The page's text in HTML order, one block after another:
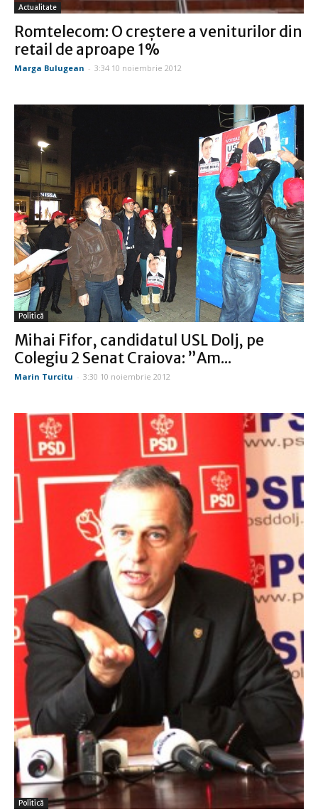
Actualitate
Romtelecom: O creştere a veniturilor din
retail de aproape 1%
Marga Bulugean - 3:34 10 noiembrie 2012
Politică
Mihai Fifor, candidatul USL Dolj, pe
Colegiu 2 Senat Craiova: ”Am...
Marin Turcitu - 3:30 10 noiembrie 2012
Politică